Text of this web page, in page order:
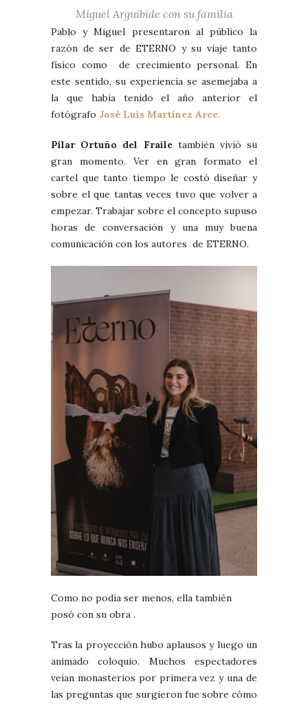
Miguel Arguibide con su familia
Pablo y Miguel presentaron al público la
razón de ser de ETERNO y su viaje tanto
físico como de crecimiento personal. En
este sentido, su experiencia se asemejaba a
la que había tenido el año anterior el
fotógrafo José Luis Martínez Arce.
Pilar Ortuño del Frailetambién vivió su
gran momento. Ver en gran formato el
cartel que tanto tiempo le costó diseñar y
sobre el que tantas veces tuvo que volver a
empezar. Trabajar sobre el concepto supuso
horas de conversación y una muy buena
comunicación con los autores de ETERNO.
Como no podía ser menos, ella también
posó con su obra .
Tras la proyección hubo aplausos y luego un
animado coloquio. Muchos espectadores
veían monasterios por primera vez y una de
las preguntas que surgieron fue sobre cómo